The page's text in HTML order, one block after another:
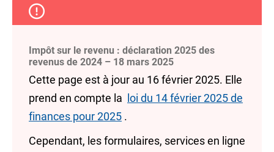
Impôt sur le revenu : déclaration 2025 des
revenus de 2024 – 18 mars 2025
Cette page est à jour au 16 février 2025. Elle
prend en compte la
loi du 14 février 2025 de
finances pour 2025 .
Cependant, les formulaires, services en ligne